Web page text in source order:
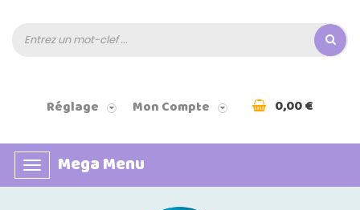
Réglage Mon Compte 0,00 €
Basculer
la
Mega Menu